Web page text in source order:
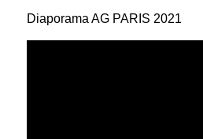
Diaporama AG PARIS 2021